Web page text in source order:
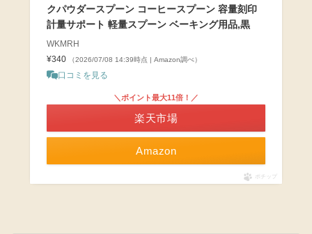
クパウダースプーン コーヒースプーン 容量刻印
計量サポート 軽量スプーン ベーキング用品,黒
WKMRH
¥340
（2026/07/08 14:39時点 | Amazon調べ）
口コミを見る
Amazon
＼ポイント最大11倍！／
楽天市場
ポチップ